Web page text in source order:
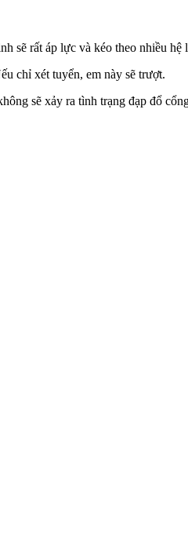
sẽ rất áp lực và kéo theo nhiều hệ
chỉ xét tuyển, em này sẽ trượt.
sẽ xảy ra tình trạng đạp đổ